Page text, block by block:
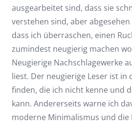
ausgearbeitet sind, dass sie
verstehen sind, aber
dass ich überraschen, einen
zumindest neugierig machen
Neugierige Nachschlagewerke
liest. Der neugierige Leser ist in
finden, die ich nicht kenne und
kann. Andererseits warne ich
moderne Minimalismus und die